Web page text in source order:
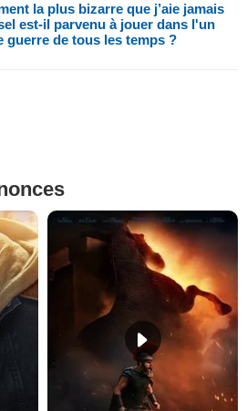
la plus bizarre que j’aie jamais
est-il parvenu à jouer dans l'un
guerre de tous les temps ?